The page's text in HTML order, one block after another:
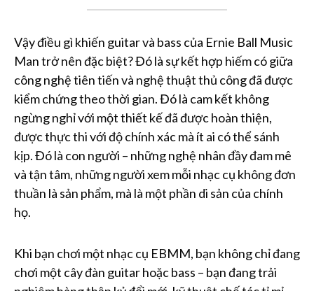
Vậy điều gì khiến guitar và bass của Ernie Ball Music
Man trở nên đặc biệt? Đó là sự kết hợp hiếm có giữa
công nghệ tiên tiến và nghệ thuật thủ công đã được
kiểm chứng theo thời gian. Đó là cam kết không
ngừng nghỉ với một thiết kế đã được hoàn thiện,
được thực thi với độ chính xác mà ít ai có thể sánh
kịp. Đó là con người – những nghệ nhân đầy đam mê
và tận tâm, những người xem mỗi nhạc cụ không đơn
thuần là sản phẩm, mà là một phần di sản của chính
họ.
Khi bạn chơi một nhạc cụ EBMM, bạn không chỉ đang
chơi một cây đàn guitar hoặc bass – bạn đang trải